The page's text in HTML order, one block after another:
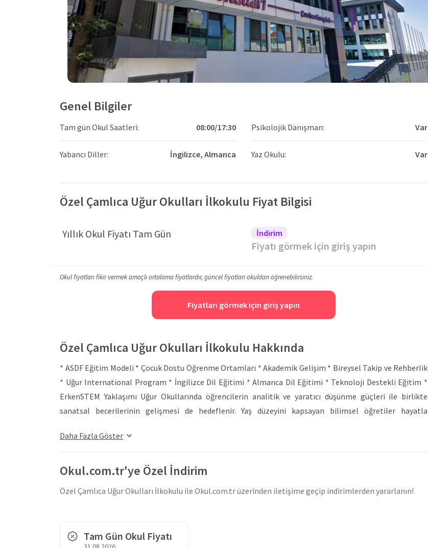
Genel Bilgiler
Tam gün Okul Saatleri: 08:00/17:30 Psikolojik Danışman: Var
Yabancı Diller: İngilizce, Almanca Yaz Okulu: Var
Özel Çamlıca Uğur Okulları İlkokulu Fiyat Bilgisi
Yıllık Okul Fiyatı Tam Gün İndirim
Fiyatı görmek için giriş yapın
Okul fiyatları fikir vermek amaçlı ortalama fiyatlardır, güncel fiyatları okuldan öğrenebilirsiniz.
Fiyatları görmek için giriş yapın
Özel Çamlıca Uğur Okulları İlkokulu Hakkında
* ASDF Eğitim Modeli * Çocuk Dostu Öğrenme Ortamları * Akademik Gelişim * Bireysel Takip ve Rehberlik
* Uğur International Program * İngilizce Dil Eğitimi * Almanca Dil Eğitimi * Teknoloji Destekli Eğitim *
ErkenSTEM Yaklaşımı Uğur Okullarında öğrencilerin analitik ve yaratıcı düşünme güçleri ile birlikte
sanatsal becerilerinin gelişmesi de hedeflenir. Yaş düzeyini kapsayan bilimsel öğretiler hayatla
başarıya ulaşması sağlanır. YABANCI DİL ETKİNLİĞİ Öğrencilerin günümüz dünyasında sahip olmaları
hedeflenir. Bu kapsamda öğrenciler, ders içi faaliyetlerden yurt dışı eğitim programlarına kadar uzanan
kademesindeki öğrencileri Mentora Amerikan School çift diploma programı ile desteklenir. Uğurlu
alanları göz önünde bulundurularak seçilen ders kitapları ile hazırlanan Almanca eğitim programımız,
Daha Fazla Göster
Okul.com.tr'ye Özel İndirim
Özel Çamlıca Uğur Okulları İlkokulu ile Okul.com.tr üzerinden iletişime geçip indirimlerden yararlanın!
Tam Gün Okul Fiyatı